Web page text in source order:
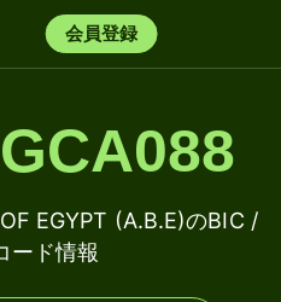
会員登録
EGYPT (A.B.E)のBIC /
ード情報